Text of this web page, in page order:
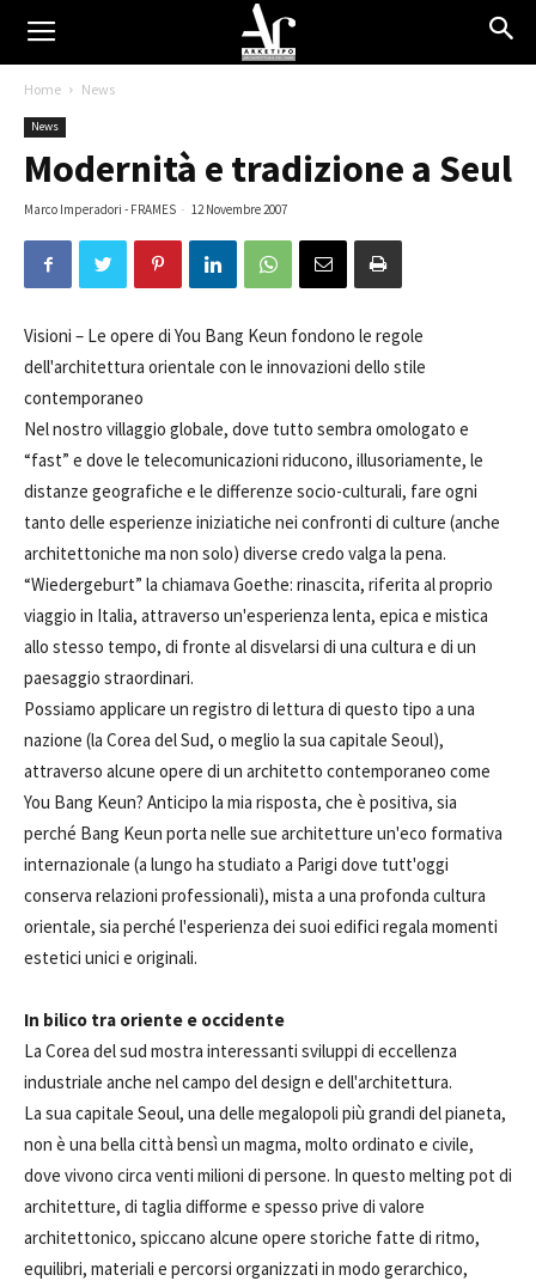
Home News
News
Modernità e tradizione a Seul
Marco Imperadori - FRAMES - 12 Novembre 2007
Visioni – Le opere di You Bang Keun fondono le regole
dell'architettura orientale con le innovazioni dello stile
contemporaneo
Nel nostro villaggio globale, dove tutto sembra omologato e
“fast” e dove le telecomunicazioni riducono, illusoriamente, le
distanze geografiche e le differenze socio-culturali, fare ogni
tanto delle esperienze iniziatiche nei confronti di culture (anche
architettoniche ma non solo) diverse credo valga la pena.
“Wiedergeburt” la chiamava Goethe: rinascita, riferita al proprio
viaggio in Italia, attraverso un'esperienza lenta, epica e mistica
allo stesso tempo, di fronte al disvelarsi di una cultura e di un
paesaggio straordinari.
Possiamo applicare un registro di lettura di questo tipo a una
nazione (la Corea del Sud, o meglio la sua capitale Seoul),
attraverso alcune opere di un architetto contemporaneo come
You Bang Keun? Anticipo la mia risposta, che è positiva, sia
perché Bang Keun porta nelle sue architetture un'eco formativa
internazionale (a lungo ha studiato a Parigi dove tutt'oggi
conserva relazioni professionali), mista a una profonda cultura
orientale, sia perché l'esperienza dei suoi edifici regala momenti
estetici unici e originali.
In bilico tra oriente e occidente
La Corea del sud mostra interessanti sviluppi di eccellenza
industriale anche nel campo del design e dell'architettura.
La sua capitale Seoul, una delle megalopoli più grandi del pianeta,
non è una bella città bensì un magma, molto ordinato e civile,
dove vivono circa venti milioni di persone. In questo melting pot di
architetture, di taglia difforme e spesso prive di valore
architettonico, spiccano alcune opere storiche fatte di ritmo,
equilibri, materiali e percorsi organizzati in modo gerarchico,